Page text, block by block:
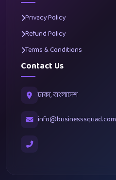
Privacy Policy
Refund Policy
Terms & Conditions
Contact Us
ঢাকা, বাংলাদেশ
info@businesssquad.com